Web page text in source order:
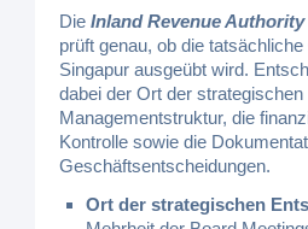
Die Inland Revenue
prüft genau, ob die
Singapur ausgeübt wird.
dabei der Ort der
Managementstruktur, die
Kontrolle sowie die
Geschäftsentscheidungen.
Ort der strategischen